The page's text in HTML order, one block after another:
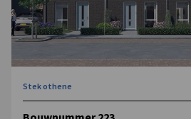
Stek othene